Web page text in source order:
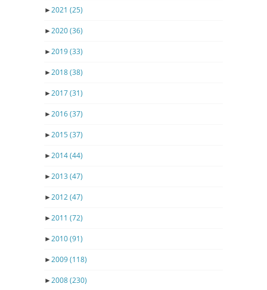
►2021 (25)
►2020(36)
►2019(33)
►2018(38)
►2017(31)
►2016(37)
►2015(37)
►2014(44)
►2013 (47)
►2012(47)
►2011 (72)
►2010(91)
►2009(118)
►2008(230)